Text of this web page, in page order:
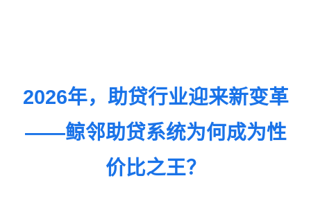
2026年，助贷行业迎来新变革
——鲸邻助贷系统为何成为性
价比之王？